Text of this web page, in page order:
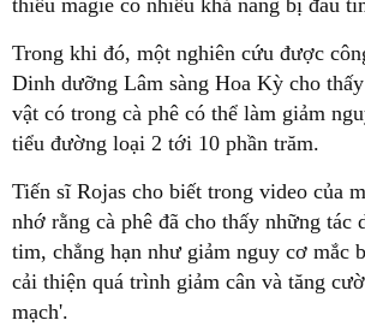
thiếu magiê có nhiều khả năng bị đau
Trong khi đó, một nghiên cứu được
Dinh dưỡng Lâm sàng Hoa Kỳ cho
vật có trong cà phê có thể làm giảm
tiểu đường loại 2 tới 10 phần trăm.
Tiến sĩ Rojas cho biết trong video của
nhớ rằng cà phê đã cho thấy những tác
tim, chẳng hạn như giảm nguy cơ mắc
cải thiện quá trình giảm cân và tăng
mạch'.